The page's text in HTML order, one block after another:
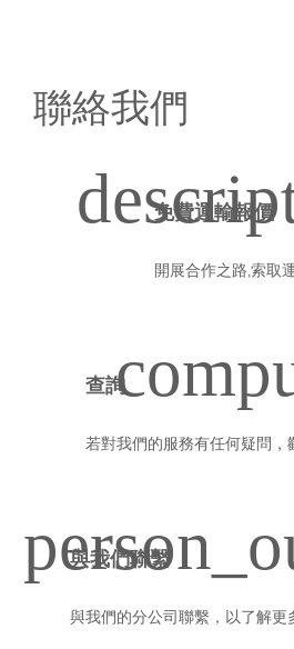
聯絡我們
免費運輸報價
開展合作之路,索取
查詢
若對我們的服務有任何疑問，
與我們聯繫
與我們的分公司聯繫，以了解更